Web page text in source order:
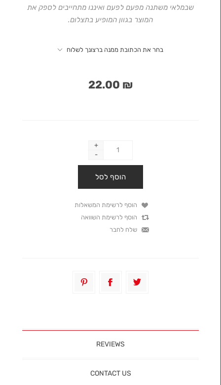
שבמלאי משתנה מפעם לפעם ואיננו מתחייבים לספק את
המוצר בגוון המופיע בתצלום.
בחר את הכתובת ממנה ברצונך לשלוח
₪ 22.00
+
-
REVIEWS
CONTACT US